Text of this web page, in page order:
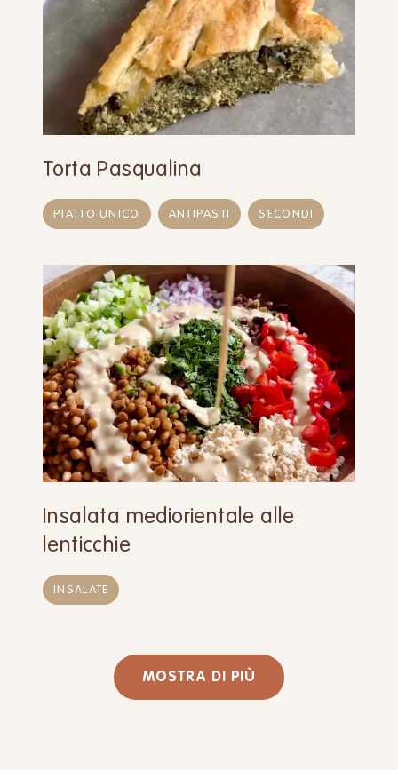
Torta Pasqualina
PIATTO UNICO ANTIPASTI SECONDI
Insalata mediorientale alle
lenticchie
INSALATE
MOSTRA DI PIÙ